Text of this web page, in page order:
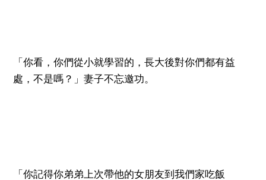
「你看，你們從小就學習的，長大後對你們都有益
處，不是嗎？」妻子不忘邀功。
「你記得你弟弟上次帶他的女朋友到我們家吃飯